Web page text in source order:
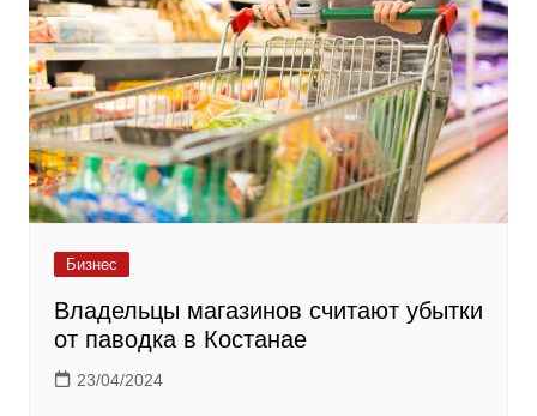
Бизнес
Владельцы магазинов считают убытки
от паводка в Костанае
23/04/2024